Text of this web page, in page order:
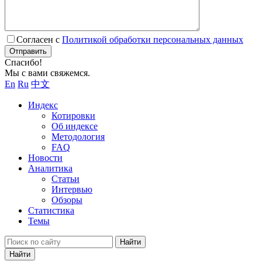
Согласен с Политикой обработки персональных данных
Отправить
Спасибо!
Мы с вами свяжемся.
En Ru 中文
Индекс
Котировки
Об индексе
Методология
FAQ
Новости
Аналитика
Статьи
Интервью
Обзоры
Статистика
Темы
Найти
Найти